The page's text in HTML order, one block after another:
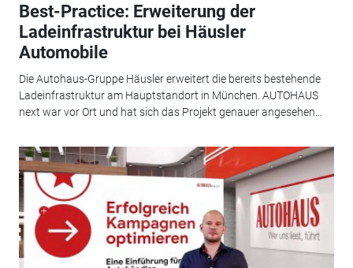
Best-Practice: Erweiterung der
Ladeinfrastruktur bei Häusler
Automobile
Die Autohaus-Gruppe Häusler erweitert die bereits bestehende
Ladeinfrastruktur am Hauptstandort in München. AUTOHAUS
next war vor Ort und hat sich das Projekt genauer angesehen...